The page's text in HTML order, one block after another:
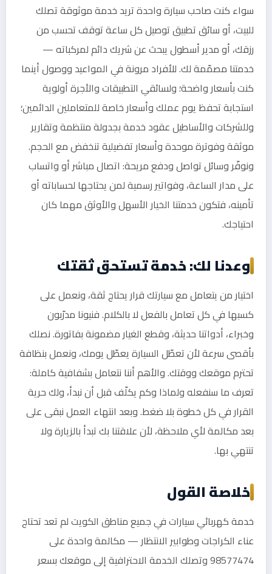
سواء كنت صاحب سيارة واحدة تريد خدمة موثوقة تصلك
للبيت، أو سائق تطبيق توصيل كل ساعة توقف تحسب من
رزقك، أو مدير أسطول يبحث عن شريك دائم لمركباته —
خدمتنا مصمّمة لك. للأفراد مرونة في المواعيد ووصول أينما
كنت بأسعار واضحة؛ ولسائقي التطبيقات والأجرة أولوية
استجابة تحفظ يوم عملك وأسعار خاصة للمتعاملين الدائمين؛
وللشركات والأساطيل عقود خدمة بجدولة منتظمة وتقارير
موثقة وفوترة موحدة وأسعار تفضيلية تنخفض مع الحجم.
ونوفّر وسائل تواصل ودفع مريحة: اتصال مباشر أو واتساب
على مدار الساعة، وفواتير رسمية لمن يحتاجها لحساباته أو
تأمينه، فتكون خدمتنا الخيار الأسهل والأوثق مهما كان
احتياجك.
وعدنا لك: خدمة تستحق ثقتك
اختيار من يتعامل مع سيارتك قرار يحتاج ثقة، ونعمل على
كسبها في كل تعامل بالفعل لا بالكلام. فنيونا مدرّبون
وخبراء، أدواتنا حديثة، وقطع الغيار مضمونة بفاتورة. نصلك
بأقصى سرعة لأن تعطّل السيارة يعطّل يومك، ونعمل بنظافة
تحترم موقعك ووقتك. والأهم أننا نتعامل بشفافية كاملة:
تعرف ما سنفعله ولماذا وكم يكلّف قبل أن نبدأ، ولك حرية
القرار في كل خطوة بلا ضغط. وبعد انتهاء العمل نبقى على
بعد مكالمة لأي ملاحظة، لأن علاقتنا بك تبدأ بالزيارة ولا
تنتهي بها.
خلاصة القول
خدمة كهربائي سيارات في جميع مناطق الكويت لم تعد تحتاج
عناء الكراجات وطوابير الانتظار — مكالمة واحدة على
98577474 وتصلك الخدمة الاحترافية إلى موقعك بسعر